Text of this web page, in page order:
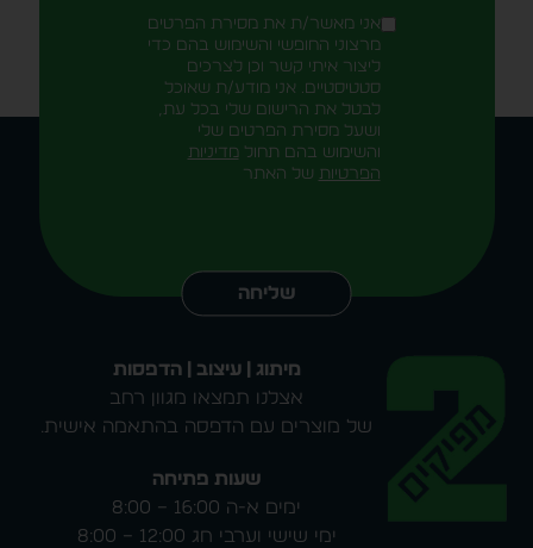
אני מאשר/ת את מסירת הפרטים
מרצוני החופשי והשימוש בהם כדי
ליצור איתי קשר וכן לצרכים
סטטיסטיים. אני מודע/ת שאוכל
לבטל את הרישום שלי בכל עת,
ושעל מסירת הפרטים שלי
והשימוש בהם תחול מדיניות
הפרטיות של האתר
שליחה
מיתוג | עיצוב | הדפסות
אצלנו תמצאו מגוון רחב
של מוצרים עם הדפסה בהתאמה אישית.
שעות פתיחה
ימים א-ה 16:00 – 8:00
ימי שישי וערבי חג 12:00 – 8:00